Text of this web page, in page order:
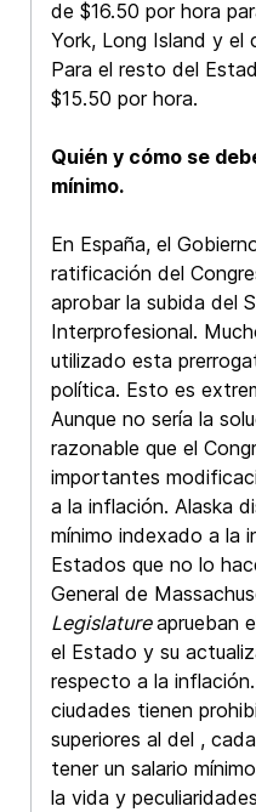
de $16.50 por hora
York, Long Island y el
Para el resto del
$15.50 por hora.
Quién y cómo se
mínimo.
En España, el
ratificación del
aprobar la subida del
Interprofesional.
utilizado esta
política. Esto es
Aunque no sería la
razonable que el
importantes
a la inflación. Alaska
mínimo indexado a la
Estados que no lo
General de
Legislatureaprueban
el Estado y su
respecto a la
ciudades tienen
superiores al del ,
tener un salario
la vida y